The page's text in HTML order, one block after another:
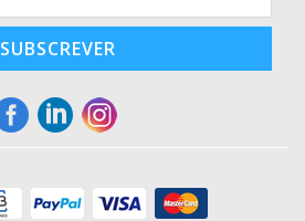
SUBSCREVER